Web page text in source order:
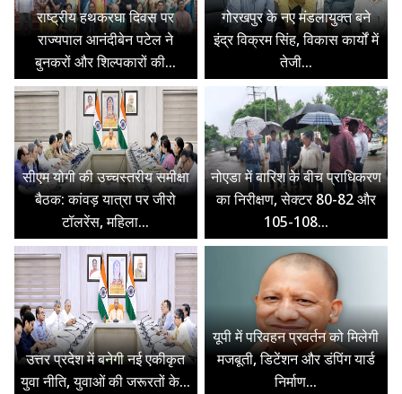
राष्ट्रीय हथकरघा दिवस पर
राज्यपाल आनंदीबेन पटेल ने
बुनकरों और शिल्पकारों की...
गोरखपुर के नए मंडलायुक्त बने
इंद्र विक्रम सिंह, विकास कार्यों में
तेजी...
सीएम योगी की उच्चस्तरीय समीक्षा
बैठक: कांवड़ यात्रा पर जीरो
टॉलरेंस, महिला...
नोएडा में बारिश के बीच प्राधिकरण
का निरीक्षण, सेक्टर 80-82 और
105-108...
उत्तर प्रदेश में बनेगी नई एकीकृत
युवा नीति, युवाओं की जरूरतों के...
यूपी में परिवहन प्रवर्तन को मिलेगी
मजबूती, डिटेंशन और डंपिंग यार्ड
निर्माण...